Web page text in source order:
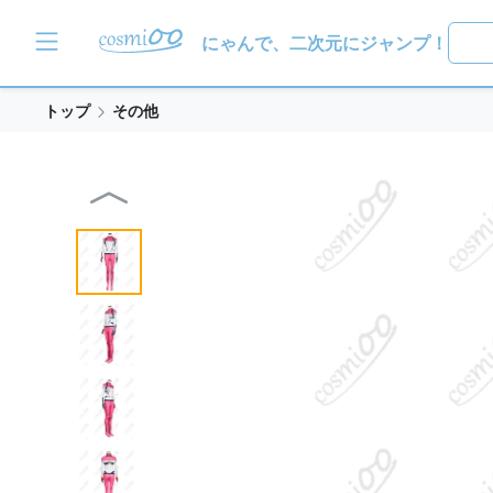
にゃんで、二次元にジャンプ！
トップ その他